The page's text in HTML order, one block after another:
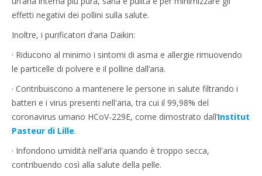
effetti negativi dei pollini sulla salute.
Inoltre, i purificatori d’aria Daikin:
· Riducono al minimo i sintomi di asma e allergie rimuovendo
le particelle di polvere e il polline dall’aria.
· Contribuiscono a mantenere le persone in salute filtrando i
batteri e i virus presenti nell'aria, tra cui il 99,98% del
coronavirus umano HCoV-229E, come dimostrato dall’Institut
Pasteur di Lille.
· Infondono umidità nell'aria quando è troppo secca,
contribuendo così alla salute della pelle.